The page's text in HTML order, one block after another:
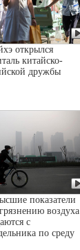
открылся
китайско-
дружбы
показатели
воздуха
с
по среду